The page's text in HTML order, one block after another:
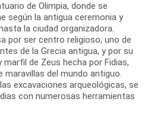
de Olimpia, donde se
según la antigua ceremonia y
la ciudad organizadora.
por ser centro religioso, uno de
de la Grecia antigua, y por su
de Zeus hecha por Fidias,
maravillas del mundo antiguo.
excavaciones arqueológicas, se
con numerosas herramientas